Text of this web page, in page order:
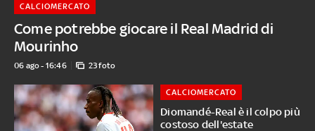
Come potrebbe giocare il Real Madrid di
Mourinho
CALCIOMERCATO
06 ago - 16:46 23 foto
Diomandé-Real è il colpo più
costoso dell'estate
CALCIOMERCATO